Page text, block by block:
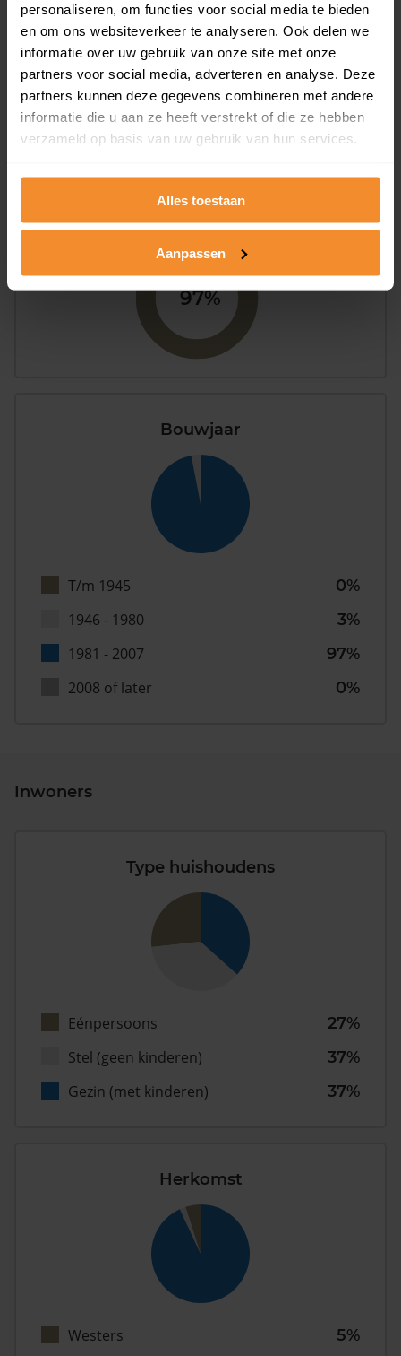
personaliseren, om functies voor social media te bieden
en om ons websiteverkeer te analyseren. Ook delen we
informatie over uw gebruik van onze site met onze
partners voor social media, adverteren en analyse. Deze
partners kunnen deze gegevens combineren met andere
informatie die u aan ze heeft verstrekt of die ze hebben
verzameld op basis van uw gebruik van hun services.
Alles toestaan
Aanpassen
52%
Koopwoningen
48%
Huurwoningen
Appartementen
aandeel van totale woningen
97%
Bouwjaar
T/m 1945
0%
1946 - 1980
3%
1981 - 2007
97%
2008 of later
0%
Inwoners
Type huishoudens
Eénpersoons
27%
Stel (geen kinderen)
37%
Gezin (met kinderen)
37%
Herkomst
Westers
5%